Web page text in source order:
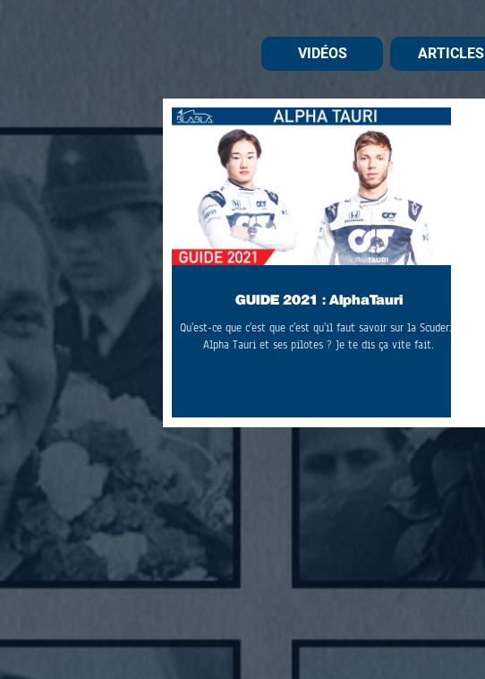
VIDÉOS ARTICLES
GUIDE 2021 : AlphaTauri
Qu'est-ce que c'est que c'est qu'il faut savoir sur la Scuderia
Alpha Tauri et ses pilotes ? Je te dis ça vite fait.